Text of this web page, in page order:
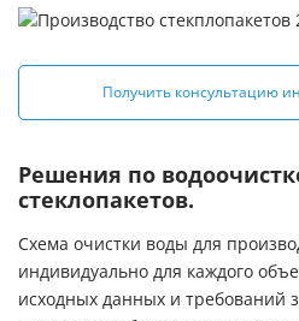
Получить консультацию
Решения по
стеклопакетов.
Схема очистки воды для
индивидуально для каждого
исходных данных и требований